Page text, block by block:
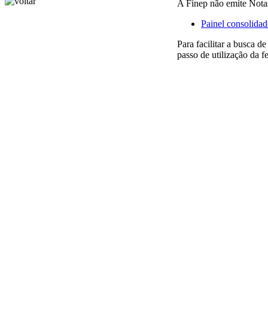
A Finep não emite
Painel
Para facilitar a busca
passo de utilização da